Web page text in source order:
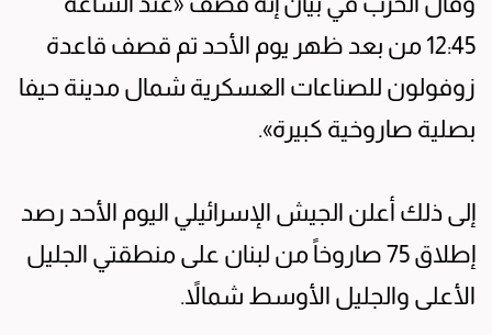
12:45 من بعد ظهر يوم الأحد تم قصف قاعدة
زوفولون للصناعات العسكرية شمال مدينة حيفا
بصلية صاروخية كبيرة».
إلى ذلك أعلن الجيش الإسرائيلي اليوم الأحد رصد
إطلاق 75 صاروخاً من لبنان على منطقتي الجليل
الأعلى والجليل الأوسط شمالاً.